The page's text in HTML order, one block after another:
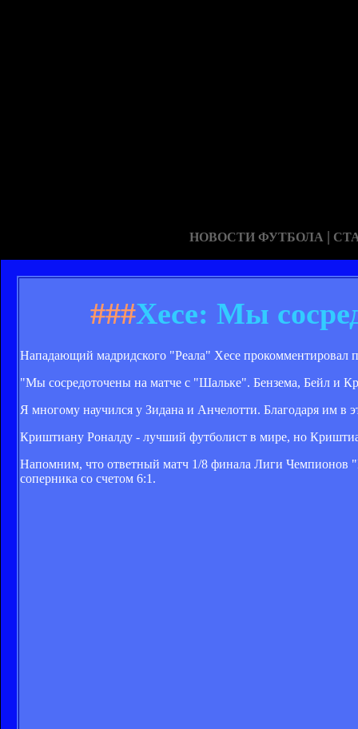
НОВОСТИ ФУТБОЛА |
###Хесе: Мы
Нападающий мадридского "Реала" Хесе
"Мы сосредоточены на матче с "Шальке". Бензема, Бейл и
Я многому научился у Зидана и Анчелотти. Благодаря им в
Криштиану Роналду - лучший футболист в мире, но
Напомним, что ответный матч 1/8 финала Лиги Чемпионов
соперника со счетом 6:1.